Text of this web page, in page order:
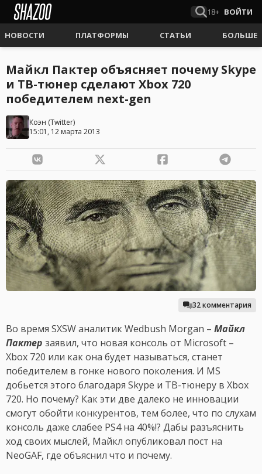
18+ ВОЙТИ
НОВОСТИ ПЛАТФОРМЫ СТАТЬИ БОЛЬШЕ
Майкл Пактер объясняет почему Skype
и ТВ-тюнер сделают Xbox 720
победителем next-gen
Коэн (Twitter)
15:01, 12 марта 2013
32 комментария
Во время SXSW аналитик Wedbush Morgan – Майкл
Пактер заявил, что новая консоль от Microsoft –
Xbox 720 или как она будет называться, станет
победителем в гонке нового поколения. И MS
добьется этого благодаря Skype и ТВ-тюнеру в Xbox
720. Но почему? Как эти две далеко не инновации
смогут обойти конкурентов, тем более, что по слухам
консоль даже слабее PS4 на 40%!? Дабы разъяснить
ход своих мыслей, Майкл опубликовал пост на
NeoGAF, где объяснил что и почему.